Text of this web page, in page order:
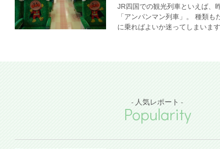
JR四国での観光列車といえば、
「アンパンマン列車」。 種類も
に乗ればよいか迷ってしまいます
- 人気レポート -
Popularity